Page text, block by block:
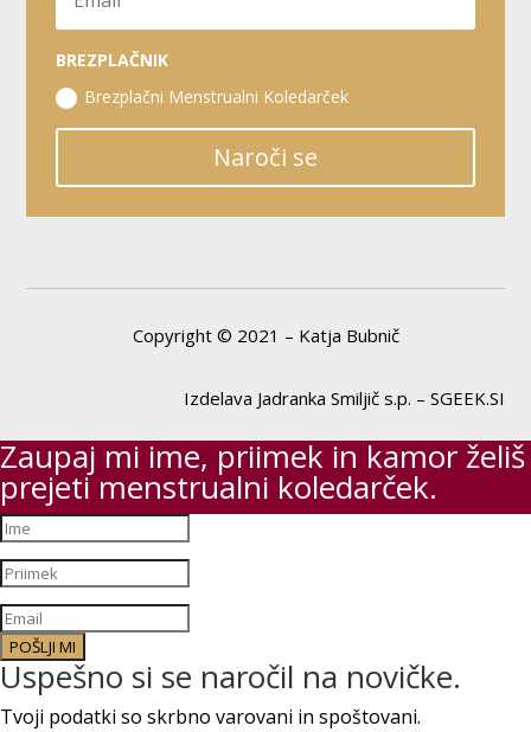
BREZPLAČNIK
Brezplačni Menstrualni Koledarček
Naroči se
Copyright © 2021 – Katja Bubnič
Izdelava Jadranka Smiljič s.p. – SGEEK.SI
Zaupaj mi ime, priimek in kamor želiš
prejeti menstrualni koledarček.
POŠLJI MI
Uspešno si se naročil na novičke.
Tvoji podatki so skrbno varovani in spoštovani.